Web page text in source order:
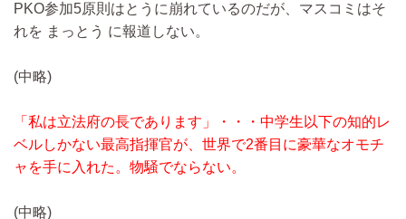
PKO参加5原則はとうに崩れているのだが、マスコミはそ
れを まっとう に報道しない。
(中略)
「私は立法府の長であります」・・・中学生以下の知的レ
ベルしかない最高指揮官が、世界で2番目に豪華なオモチ
ャを手に入れた。物騒でならない。
(中略)